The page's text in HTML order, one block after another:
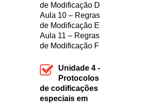
de Modificação D
Aula 10 – Regras
de Modificação E
Aula 11 – Regras
de Modificação F
Unidade 4 -
Protocolos
de codificações
especiais em